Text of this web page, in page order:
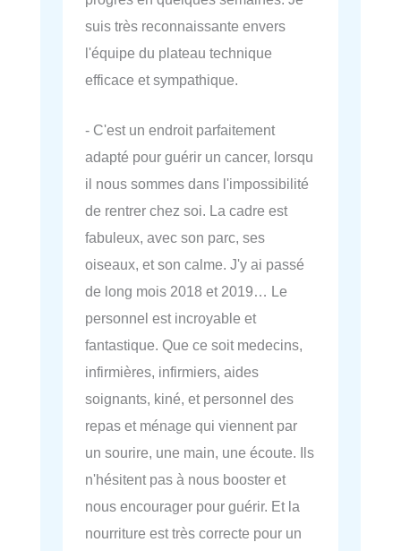
suis très reconnaissante envers
l'équipe du plateau technique
efficace et sympathique.
- C'est un endroit parfaitement
adapté pour guérir un cancer, lorsqu
il nous sommes dans l'impossibilité
de rentrer chez soi. La cadre est
fabuleux, avec son parc, ses
oiseaux, et son calme. J'y ai passé
de long mois 2018 et 2019… Le
personnel est incroyable et
fantastique. Que ce soit medecins,
infirmières, infirmiers, aides
soignants, kiné, et personnel des
repas et ménage qui viennent par
un sourire, une main, une écoute. Ils
n'hésitent pas à nous booster et
nous encourager pour guérir. Et la
nourriture est très correcte pour un